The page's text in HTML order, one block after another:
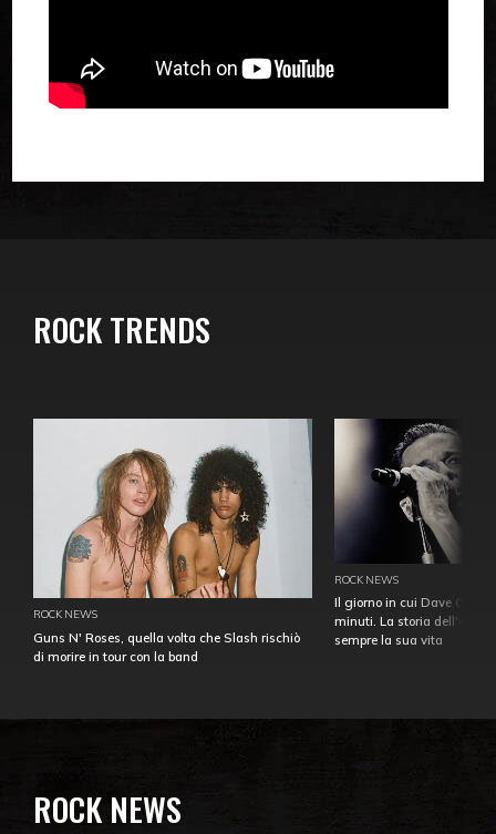
ROCK TRENDS
ROCK NEWS
Guns N' Roses, quella volta che Slash rischiò
di morire in tour con la band
ROCK NEWS
Il giorno in cui Dave
minuti. La storia
sempre la sua vita
ROCK NEWS